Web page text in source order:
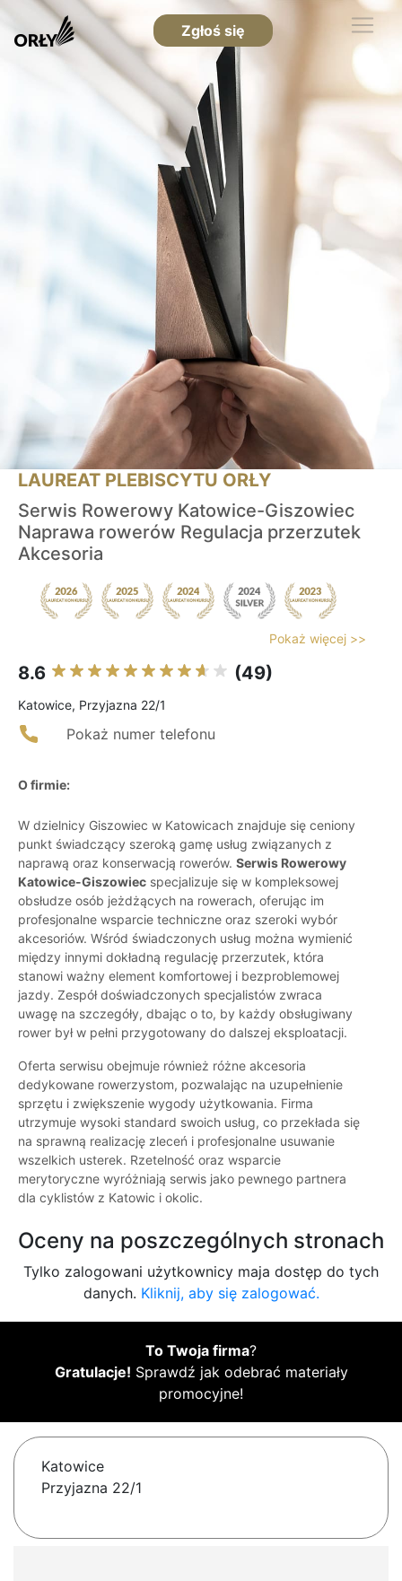
Zgłoś się
LAUREAT PLEBISCYTU ORŁY
Serwis Rowerowy Katowice-Giszowiec
Naprawa rowerów Regulacja przerzutek
Akcesoria
Pokaż więcej >>
8.6 (49)
Katowice, Przyjazna 22/1
Pokaż numer telefonu
O firmie:
W dzielnicy Giszowiec w Katowicach znajduje się ceniony
punkt świadczący szeroką gamę usług związanych z
naprawą oraz konserwacją rowerów. Serwis Rowerowy
Katowice-Giszowiec specjalizuje się w kompleksowej
obsłudze osób jeżdżących na rowerach, oferując im
profesjonalne wsparcie techniczne oraz szeroki wybór
akcesoriów. Wśród świadczonych usług można wymienić
między innymi dokładną regulację przerzutek, która
stanowi ważny element komfortowej i bezproblemowej
jazdy. Zespół doświadczonych specjalistów zwraca
uwagę na szczegóły, dbając o to, by każdy obsługiwany
rower był w pełni przygotowany do dalszej eksploatacji.
Oferta serwisu obejmuje również różne akcesoria
dedykowane rowerzystom, pozwalając na uzupełnienie
sprzętu i zwiększenie wygody użytkowania. Firma
utrzymuje wysoki standard swoich usług, co przekłada się
na sprawną realizację zleceń i profesjonalne usuwanie
wszelkich usterek. Rzetelność oraz wsparcie
merytoryczne wyróżniają serwis jako pewnego partnera
dla cyklistów z Katowic i okolic.
Oceny na poszczególnych stronach
Tylko zalogowani użytkownicy maja dostęp do tych
danych. Kliknij, aby się zalogować.
To Twoja firma?
Gratulacje! Sprawdź jak odebrać materiały
promocyjne!
Katowice
Przyjazna 22/1